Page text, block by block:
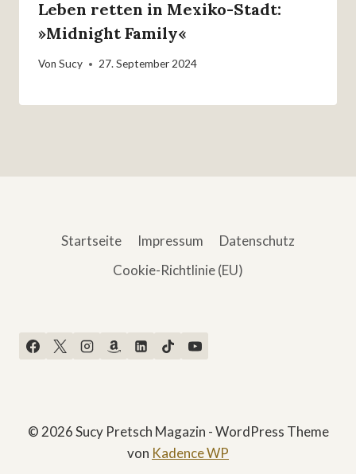
Leben retten in Mexiko-Stadt:
»Midnight Family«
Von Sucy 27. September 2024
Startseite Impressum
Datenschutz
Cookie-Richtlinie (EU)
© 2026 Sucy Pretsch Magazin - WordPress Theme
von Kadence WP